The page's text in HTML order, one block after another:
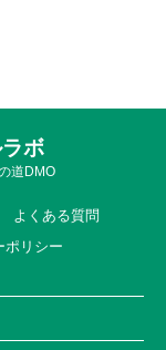
ボ
道DMO
よくある質問
ポリシー